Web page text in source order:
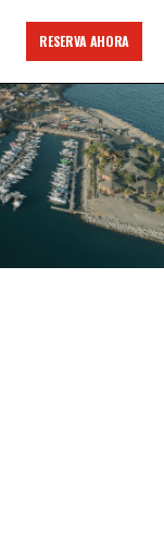
RESERVA AHORA